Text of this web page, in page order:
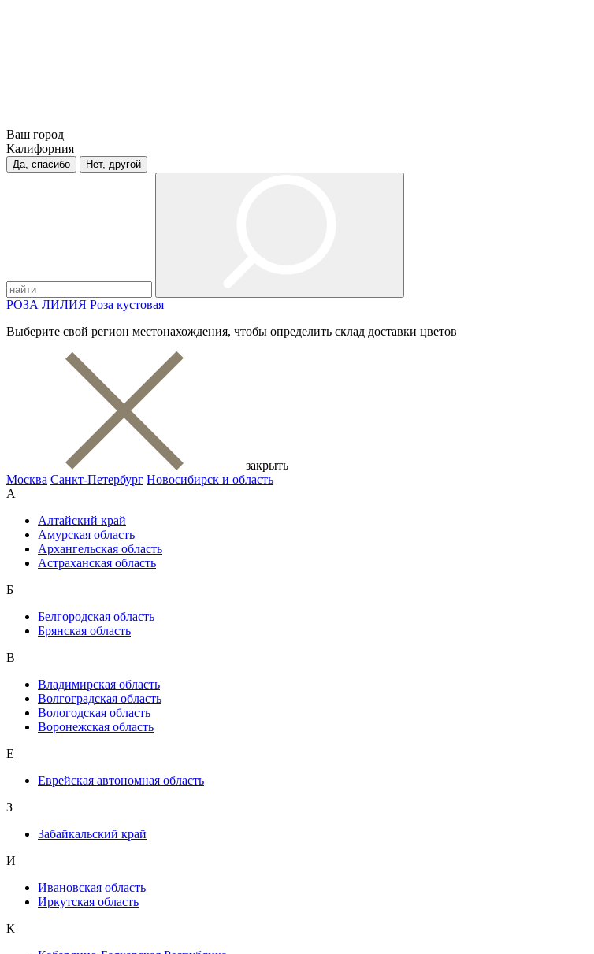
Ваш город
Калифорния
Да, спасибо Нет, другой
РОЗА ЛИЛИЯ Роза кустовая
Выберите свой регион местонахождения, чтобы определить склад доставки цветов
закрыть
Москва Санкт-Петербург Новосибирск и область
А
Алтайский край
Амурская область
Архангельская область
Астраханская область
Б
Белгородская область
Брянская область
В
Владимирская область
Волгоградская область
Вологодская область
Воронежская область
Е
Еврейская автономная область
З
Забайкальский край
И
Ивановская область
Иркутская область
К